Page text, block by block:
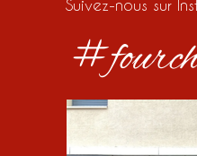
Suivez-nous sur